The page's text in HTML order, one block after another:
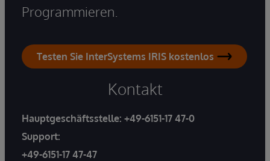
Programmieren.
Testen Sie InterSystems IRIS kostenlos
Kontakt
Hauptgeschäftsstelle: +49-6151-17 47-0
Support:
+49-6151-17 47-47